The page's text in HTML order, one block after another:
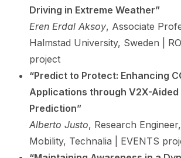
Driving in Extreme Weather”
Eren Erdal Aksoy, Associate
Halmstad University, Sweden |
project
“Predict to Protect: Enhancing
Applications through V2X-Aided
Prediction”
Alberto Justo, Research
Mobility, Technalia | EVENTS